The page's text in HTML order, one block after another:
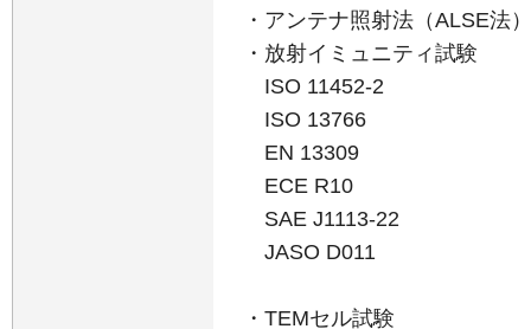
・アンテナ照射法（ALSE法）
・放射イミュニティ試験
ISO 11452-2
ISO 13766
EN 13309
ECE R10
SAE J1113-22
JASO D011
・TEMセル試験